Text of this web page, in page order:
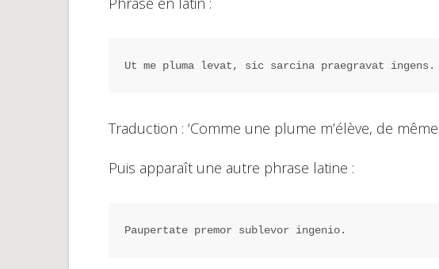
Ut me pluma levat, sic sarcina praegravat ingens.
Traduction : ‘Comme une plume m’élève, de
Puis apparaît une autre phrase latine :
Paupertate premor sublevor ingenio.